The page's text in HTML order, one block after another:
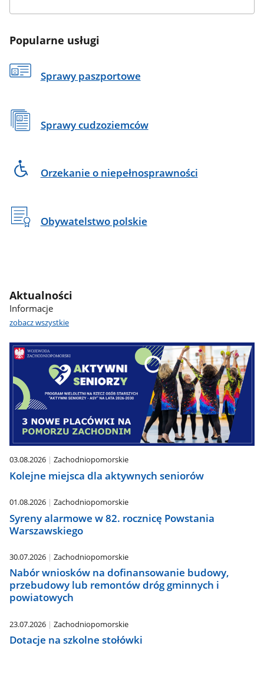
Popularne usługi
Sprawy paszportowe
Sprawy cudzoziemców
Orzekanie o niepełnosprawności
Obywatelstwo polskie
Aktualności
Informacje
zobacz wszystkie
03.08.2026 Zachodniopomorskie
Kolejne miejsca dla aktywnych seniorów
01.08.2026 Zachodniopomorskie
Syreny alarmowe w 82. rocznicę Powstania
Warszawskiego
30.07.2026 Zachodniopomorskie
Nabór wniosków na dofinansowanie budowy,
przebudowy lub remontów dróg gminnych i
powiatowych
23.07.2026 Zachodniopomorskie
Dotacje na szkolne stołówki